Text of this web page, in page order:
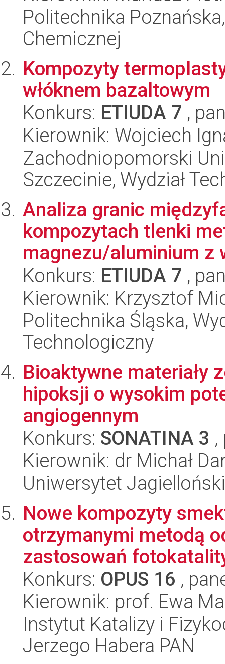
Politechnika
Chemicznej
Kompozyty
włóknem bazaltowym
Konkurs: ETIUDA 7 ,
Kierownik: Wojciech
Zachodniopomorski
Szczecinie, Wydział
Analiza granic
kompozytach tlenki
magnezu/aluminium z
Konkurs: ETIUDA 7 ,
Kierownik: Krzysztof
Politechnika Śląska,
Technologiczny
Bioaktywne materiały
hipoksji o wysokim
angiogennym
Konkurs: SONATINA 3
Kierownik: dr Michał
Uniwersytet
Nowe kompozyty
otrzymanymi metodą
zastosowań
Konkurs: OPUS 16 ,
Kierownik: prof. Ewa
Instytut Katalizy i
Jerzego Habera PAN